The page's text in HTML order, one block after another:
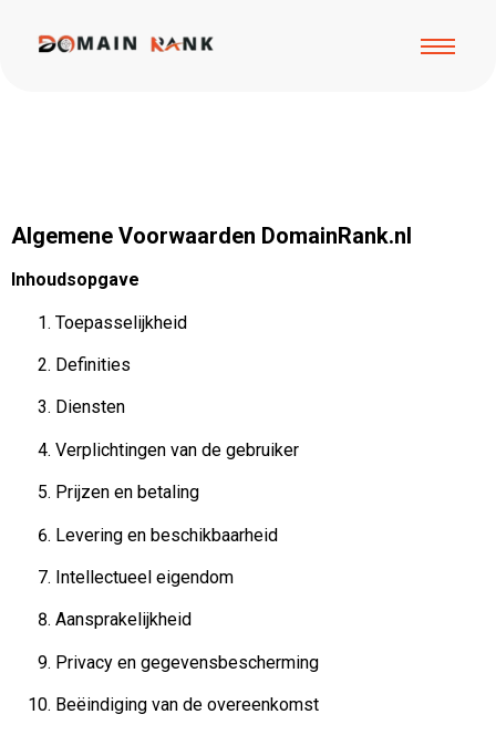
Algemene Voorwaarden DomainRank.nl
Inhoudsopgave
Toepasselijkheid
Definities
Diensten
Verplichtingen van de gebruiker
Prijzen en betaling
Levering en beschikbaarheid
Intellectueel eigendom
Aansprakelijkheid
Privacy en gegevensbescherming
Beëindiging van de overeenkomst